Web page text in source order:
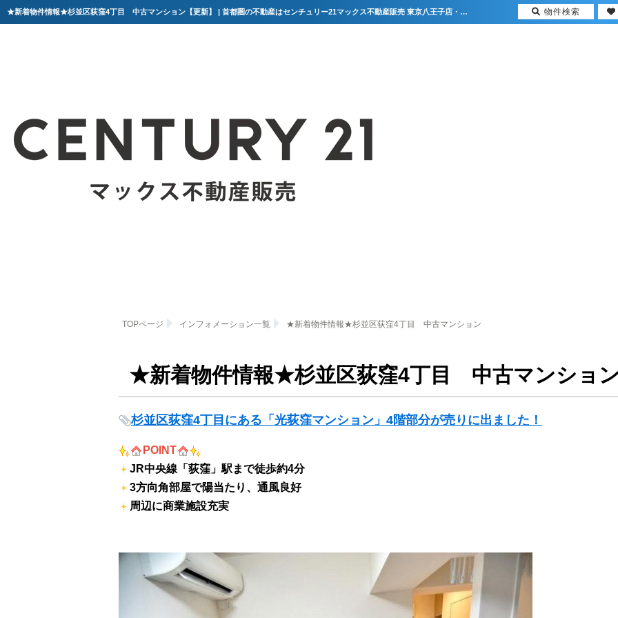
★新着物件情報★杉並区荻窪4丁目 中古マンション【更新】 | 首都圏の不動産はセンチュリー21マックス不動産販売 東京八王子店・東京荻窪店
TOPページ インフォメーション一覧 ★新着物件情報★杉並区荻窪4丁目 中古マンション
★新着物件情報★杉並区荻窪4丁目 中古マンショ
杉並区荻窪4丁目にある「光荻窪マンション」4階部分が売りに出ました！
POINT
JR中央線「荻窪」駅まで徒歩約4分
3方向角部屋で陽当たり、通風良好
周辺に商業施設充実
物件検索